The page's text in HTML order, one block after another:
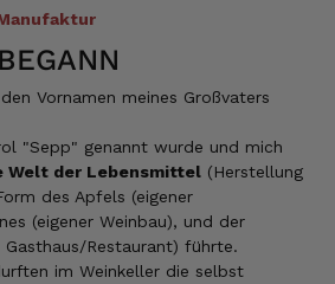
Vornamen meines Großvaters
"Sepp" genannt wurde und mich
Welt der Lebensmittel (Herstellung
des Apfels (eigener
(eigener Weinbau), und der
Gasthaus/Restaurant) führte.
im Weinkeller die selbst
funktioniert gut. Geschmack und
und auch wieder bestellt.
Kunde
hervorragend, leider ist der Versand
mit GLS unterirdisch. Bitte
umstellen, auch wenn die
dadurch höher sein sollten.